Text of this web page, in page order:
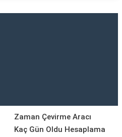
Zaman Çevirme Aracı
Kaç Gün Oldu Hesaplama